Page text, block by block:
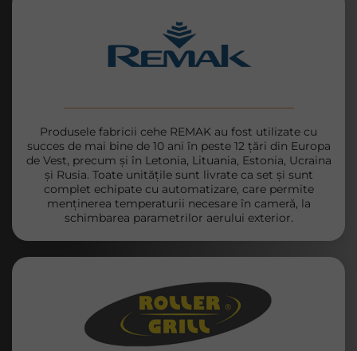
Produsele fabricii cehe REMAK au fost utilizate cu
succes de mai bine de 10 ani în peste 12 țări din Europa
de Vest, precum și în Letonia, Lituania, Estonia, Ucraina
și Rusia. Toate unitățile sunt livrate ca set și sunt
complet echipate cu automatizare, care permite
menținerea temperaturii necesare în cameră, la
schimbarea parametrilor aerului exterior.